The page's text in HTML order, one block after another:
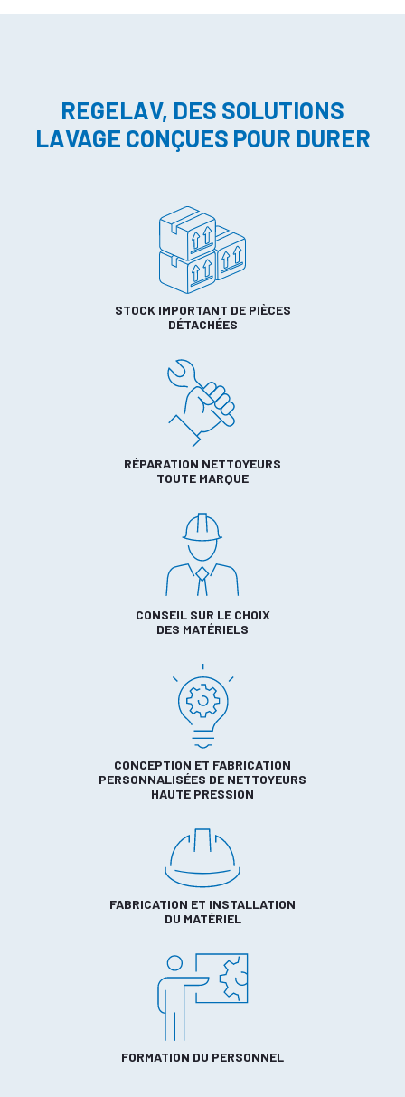
REGELAV, DES SOLUTIONS
LAVAGE CONÇUES POUR DURER
STOCK IMPORTANT DE PIÈCES
DÉTACHÉES
RÉPARATION NETTOYEURS
TOUTE MARQUE
CONSEIL SUR LE CHOIX
DES MATÉRIELS
CONCEPTION ET FABRICATION
PERSONNALISÉES DE NETTOYEURS
HAUTE PRESSION
FABRICATION ET INSTALLATION
DU MATÉRIEL
FORMATION DU PERSONNEL